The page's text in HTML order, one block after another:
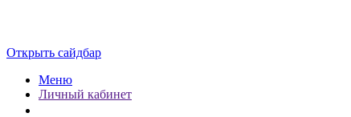
Открыть сайдбар
Меню
Личный кабинет